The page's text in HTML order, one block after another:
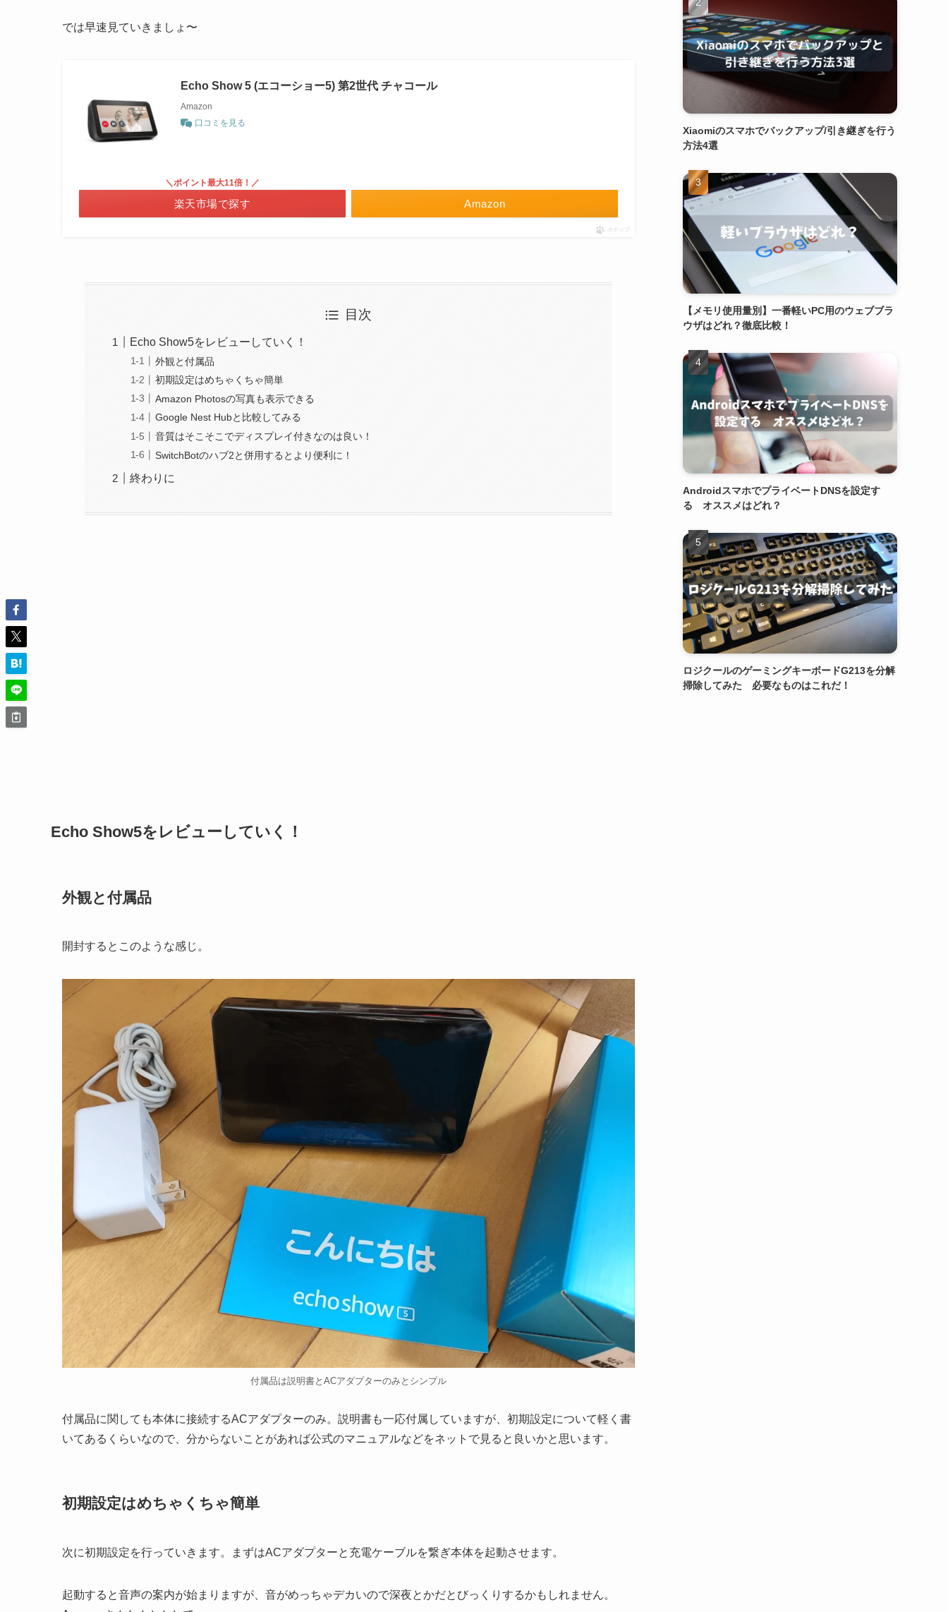
では早速見ていきましょ〜
Echo Show 5 (エコーショー5) 第2世代 チャコール
Amazon
口コミを見る
Amazon
＼ポイント最大11倍！／
楽天市場で探す
ポチップ
目次
Echo Show5をレビューしていく！
外観と付属品
初期設定はめちゃくちゃ簡単
Amazon Photosの写真も表示できる
Google Nest Hubと比較してみる
音質はそこそこでディスプレイ付きなのは良い！
SwitchBotのハブ2と併用するとより便利に！
終わりに
Echo Show5をレビューしていく！
外観と付属品
開封するとこのような感じ。
付属品は説明書とACアダプターのみとシンプル
付属品に関しても本体に接続するACアダプターのみ。説明書も一応付属していますが、初期設定について軽く書
いてあるくらいなので、分からないことがあれば公式のマニュアルなどをネットで見ると良いかと思います。
初期設定はめちゃくちゃ簡単
次に初期設定を行っていきます。まずはACアダプターと充電ケーブルを繋ぎ本体を起動させます。
起動すると音声の案内が始まりますが、音がめっちゃデカいので深夜とかだとびっくりするかもしれません。
Xiaomiのスマホでバックアップ/引き継ぎを行う
方法4選
【メモリ使用量別】一番軽いPC用のウェブブラ
ウザはどれ？徹底比較！
AndroidスマホでプライベートDNSを設定す
る オススメはどれ？
ロジクールのゲーミングキーボードG213を分解
掃除してみた 必要なものはこれだ！